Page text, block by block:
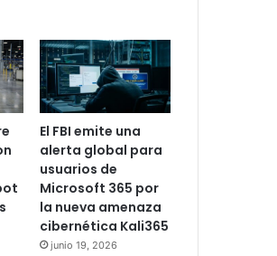
El FBI emite una
alerta global para
usuarios de
Microsoft 365 por
la nueva amenaza
cibernética Kali365
junio 19, 2026